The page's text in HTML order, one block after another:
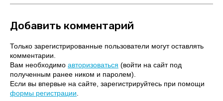
Добавить комментарий
Только зарегистрированные пользователи могут оставлять
комментарии.
Вам необходимо авторизоваться (войти на сайт под
полученным ранее ником и паролем).
Если вы впервые на сайте, зарегистрируйтесь при помощи
формы регистрации